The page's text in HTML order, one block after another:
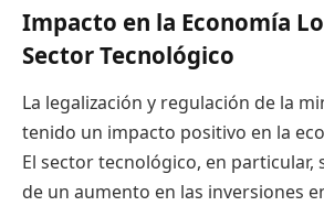
Impacto en la Economía
Sector Tecnológico
La legalización y regulación de la
tenido un impacto positivo en la
El sector tecnológico, en particular,
de un aumento en las inversiones